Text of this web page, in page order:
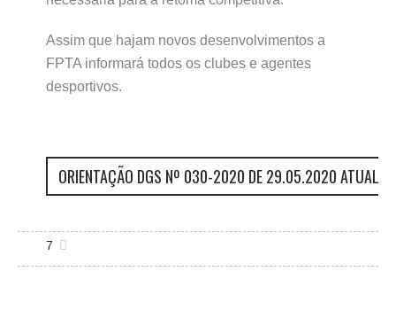
Assim que hajam novos desenvolvimentos a
FPTA informará todos os clubes e agentes
desportivos.
ORIENTAÇÃO DGS Nº 030-2020 DE 29.05.2020
7